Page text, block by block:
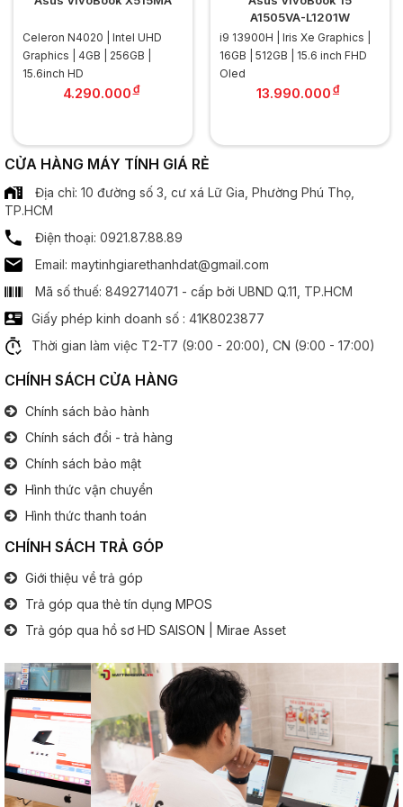
.............................................................................................
Độ phân giải:FHD (1920 x 1080)
.............................................................................................
Tần số quét:
Công nghệ MH:
Chống chói Anti Glare
Công nghệ IPS
Bộ xử lý đồ hoạ
Chipset đồ hoạ: Intel HD Graphics
Âm thanh
Speaker: 2 x Spearker
Cổng kết nối
Cổng giao tiếp:
3x USB
1x Jack tai nghe 3.5 mm
1x HDMi
1x Micro SD
Bàn phím
Bàn phím số:
Có
.............................................................................................
Đèn phím:
Tuỳ Option
Pin (Battery)
Thông tin pin:6 Cell
Thông tin khác
Hệ điều hành: Window 10 Professional
Kích thước - Trọng lượng
Celeron N4020 | Intel UHD
Graphics | 4GB | 256GB |
15.6inch HD
4.290.000 đ
A1505VA-L1201W
i9 13900H | Iris Xe Graphics |
16GB | 512GB | 15.6 inch FHD
Oled
13.990.000 đ
CỬA HÀNG MÁY TÍNH GIÁ RẺ
Địa chỉ: 10 đường số 3, cư xá Lữ Gia, Phường Phú Thọ,
TP.HCM
Điện thoại: 0921.87.88.89
Email: maytinhgiarethanhdat@gmail.com
Mã số thuế: 8492714071 - cấp bởi UBND Q.11, TP.HCM
Giấy phép kinh doanh số : 41K8023877
Thời gian làm việc T2-T7 (9:00 - 20:00), CN (9:00 - 17:00)
CHÍNH SÁCH CỬA HÀNG
Chính sách bảo hành
Chính sách đổi - trả hàng
Chính sách bảo mật
Hình thức vận chuyển
Hình thức thanh toán
CHÍNH SÁCH TRẢ GÓP
Giới thiệu về trả góp
Trả góp qua thẻ tín dụng MPOS
Trả góp qua hồ sơ HD SAISON | Mirae Asset